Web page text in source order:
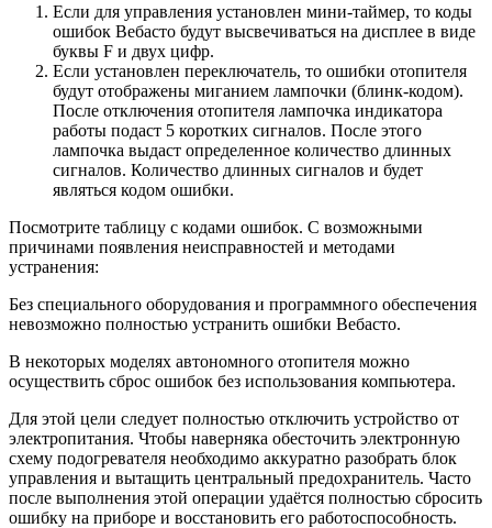
Если для управления установлен мини-таймер, то коды
ошибок Вебасто будут высвечиваться на дисплее в виде
буквы F и двух цифр.
Если установлен переключатель, то ошибки отопителя
будут отображены миганием лампочки (блинк-кодом).
После отключения отопителя лампочка индикатора
работы подаст 5 коротких сигналов. После этого
лампочка выдаст определенное количество длинных
сигналов. Количество длинных сигналов и будет
являться кодом ошибки.
Посмотрите таблицу с кодами ошибок. С возможными
причинами появления неисправностей и методами
устранения:
Без специального оборудования и программного обеспечения
невозможно полностью устранить ошибки Вебасто.
В некоторых моделях автономного отопителя можно
осуществить сброс ошибок без использования компьютера.
Для этой цели следует полностью отключить устройство от
электропитания. Чтобы наверняка обесточить электронную
схему подогревателя необходимо аккуратно разобрать блок
управления и вытащить центральный предохранитель. Часто
после выполнения этой операции удаётся полностью сбросить
ошибку на приборе и восстановить его работоспособность.